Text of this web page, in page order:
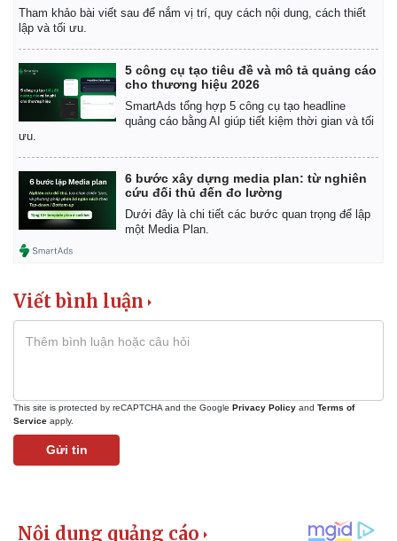
Pháp luật
Vụ án
Tin nóng
Tư vấn luật
Quân sự - Quốc phòng
Vũ khí
Việt Nam
Phân tích
Tham khảo bài viết sau để nắm vị trí, quy cách nội dung, cách thiết
lập và tối ưu.
5 công cụ tạo tiêu đề và mô tả quảng cáo
cho thương hiệu 2026
SmartAds tổng hợp 5 công cụ tạo headline
quảng cáo bằng AI giúp tiết kiệm thời gian và tối
ưu.
6 bước xây dựng media plan: từ nghiên
cứu đối thủ đến đo lường
Dưới đây là chi tiết các bước quan trọng để lập
một Media Plan.
Viết bình luận
This site is protected by reCAPTCHA and the Google Privacy Policy and Terms of
Service apply.
Gửi tin